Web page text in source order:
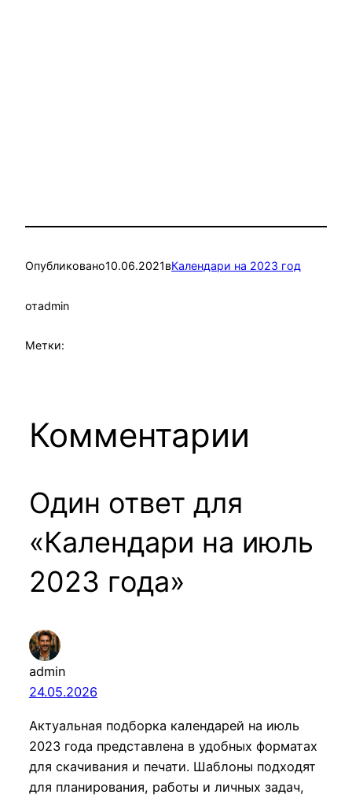
Опубликовано10.06.2021вКалендари на 2023 год
отadmin
Метки:
Комментарии
Один ответ для
«Календари на июль
2023 года»
admin
24.05.2026
Актуальная подборка календарей на июль
2023 года представлена в удобных форматах
для скачивания и печати. Шаблоны подходят
для планирования, работы и личных задач,